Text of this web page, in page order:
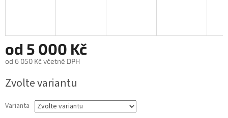
od 5 000 Kč
od 6 050 Kč včetně DPH
cena:
Zvolte variantu
Varianta